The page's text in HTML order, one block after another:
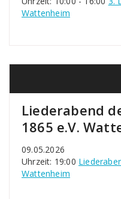
Wattenheim
Liederabend
1865 e.V.
09.05.2026
Uhrzeit: 19:00
Wattenheim